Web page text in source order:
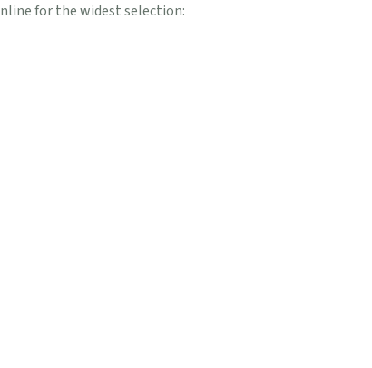
for the widest selection: